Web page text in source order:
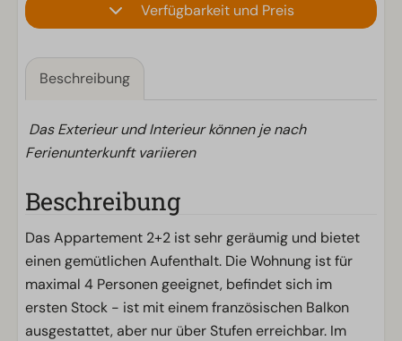
Verfügbarkeit und Preis
Beschreibung
Das Exterieur und Interieur können je nach
Ferienunterkunft variieren
Beschreibung
Das Appartement 2+2 ist sehr geräumig und bietet
einen gemütlichen Aufenthalt. Die Wohnung ist für
maximal 4 Personen geeignet, befindet sich im
ersten Stock - ist mit einem französischen Balkon
ausgestattet, aber nur über Stufen erreichbar. Im